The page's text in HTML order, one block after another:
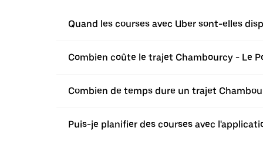
Quand les courses avec Uber sont-elles
Combien coûte le trajet Chambourcy - Le
Combien de temps dure un trajet
Puis-je planifier des courses avec